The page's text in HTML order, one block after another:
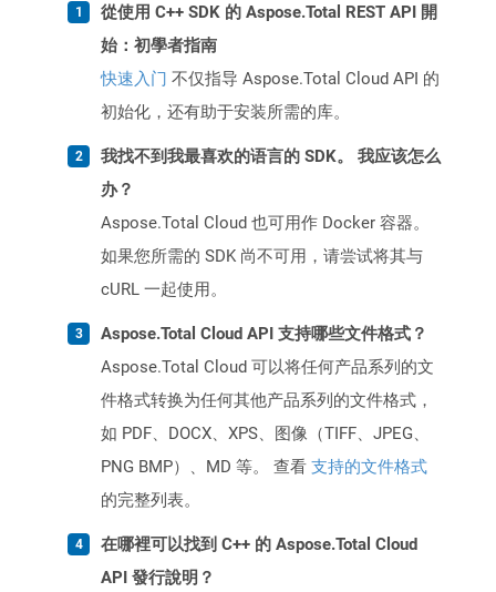
從使用 C++ SDK 的 Aspose.Total REST API 開
始：初學者指南
快速入门 不仅指导 Aspose.Total Cloud API 的
初始化，还有助于安装所需的库。
我找不到我最喜欢的语言的 SDK。 我应该怎么
办？
Aspose.Total Cloud 也可用作 Docker 容器。
如果您所需的 SDK 尚不可用，请尝试将其与
cURL 一起使用。
Aspose.Total Cloud API 支持哪些文件格式？
Aspose.Total Cloud 可以将任何产品系列的文
件格式转换为任何其他产品系列的文件格式，
如 PDF、DOCX、XPS、图像（TIFF、JPEG、
PNG BMP）、MD 等。 查看 支持的文件格式
的完整列表。
在哪裡可以找到 C++ 的 Aspose.Total Cloud
API 發行說明？